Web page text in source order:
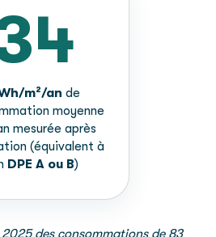
m²/an de
moyenne
mesurée après
(équivalent à
DPE A ou B)
des consommations de 83